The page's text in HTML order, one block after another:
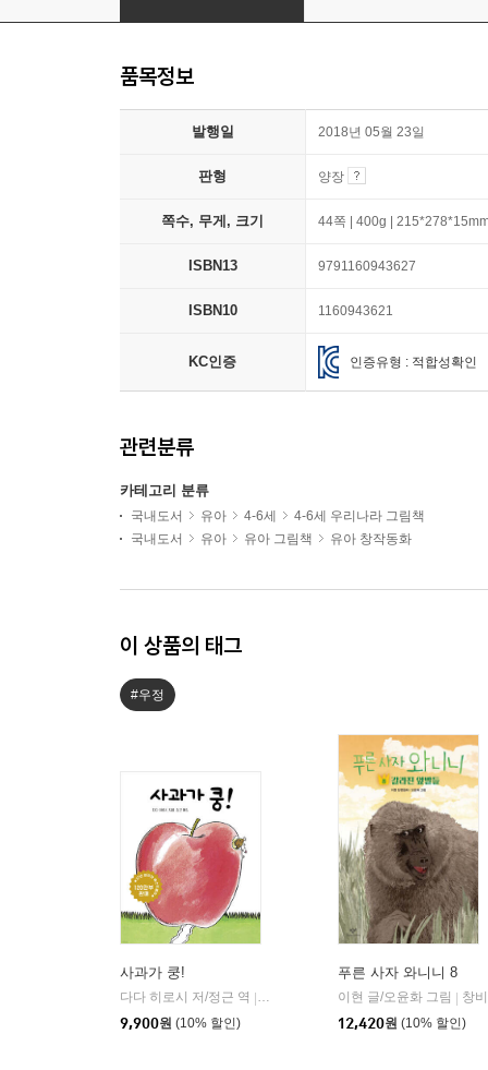
품목정보
발행일 2018년 05월 23일
판형 양장
쪽수, 무게, 크기 44쪽 | 400g |
ISBN13 9791160943627
ISBN10 1160943621
KC인증 인증유형 : 적합성확인
관련분류
카테고리 분류
국내도서 유아 4-6세
4-6세 우리나라 그림책
국내도서
유아 유아 그림책 유아 창작동화
이 상품의 태그
#우정
사과가 쿵!
다다 히로시 저/정근 역
보림
9,900원 (10% 할인)
푸른 사자 와니니 8
이현 글/오윤화 그림
창비
12,420원 (10% 할인)